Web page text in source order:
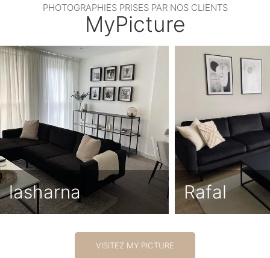
PHOTOGRAPHIES PRISES PAR NOS CLIENTS
MyPicture
lasharna Rafal
VISITEZ MY PICTURE